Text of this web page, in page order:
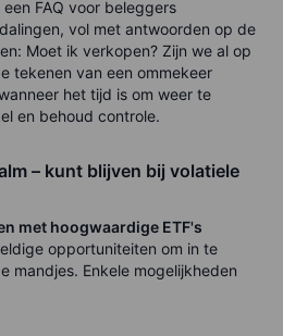
FAQ voor beleggers
vol met antwoorden op de
Moet ik verkopen? Zijn we al op
tekenen van een ommekeer
het tijd is om weer te
en behoud controle.
– kunt blijven bij volatiele
met hoogwaardige ETF's
opportuniteiten om in te
mandjes. Enkele mogelijkheden